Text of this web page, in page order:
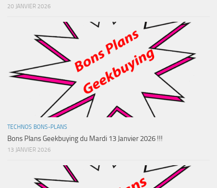
20 JANVIER 2026
TECHNOS BONS-PLANS
Bons Plans Geekbuying du Mardi 13 Janvier 2026 !!!
13 JANVIER 2026